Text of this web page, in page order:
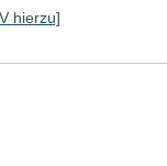
hierzu]